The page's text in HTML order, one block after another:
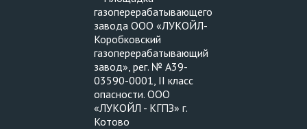
газоперерабатывающего
завода ООО «ЛУКОЙЛ-
Коробковский
газоперерабатывающий
завод», рег. № А39-
03590-0001, II класс
опасности. ООО
«ЛУКОЙЛ - КГПЗ» г.
Котово